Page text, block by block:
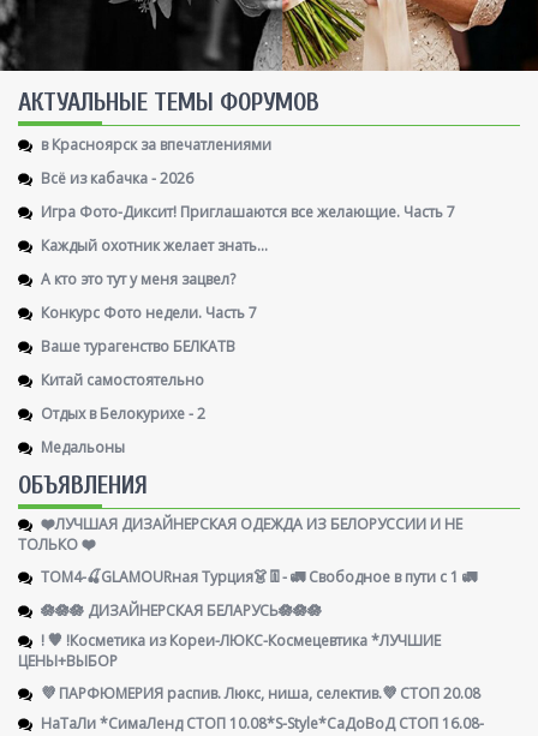
AКТУАЛЬНЫЕ ТЕМЫ ФОРУМОВ
в Красноярск за впечатлениями
Всё из кабачка - 2026
Игра Фото-Диксит! Приглашаются все желающие. Часть 7
Каждый охотник желает знать...
А кто это тут у меня зацвел?
Конкурс Фото недели. Часть 7
Ваше турагенство БЕЛКАТВ
Китай самостоятельно
Отдых в Белокурихе - 2
Медальоны
ОБЪЯВЛЕНИЯ
❤️ЛУЧШАЯ ДИЗАЙНЕРСКАЯ ОДЕЖДА ИЗ БЕЛОРУССИИ И НЕ
ТОЛЬКО ❤️
ТОМ4-🍒GLAMOURная Турция👗👖- 🚛 Свободное в пути с 1 🚛
🪷🪷🪷 ДИЗАЙНЕРСКАЯ БЕЛАРУСЬ🪷🪷🪷
! 🧡 !Косметика из Кореи-ЛЮКС-Космецевтика *ЛУЧШИЕ
ЦЕНЫ+ВЫБОР
💜 ПАРФЮМЕРИЯ распив. Люкс, ниша, селектив.💜 СТОП 20.08
НаТаЛи *СимаЛенд СТОП 10.08*S-Style*СаДоВоД СТОП 16.08-